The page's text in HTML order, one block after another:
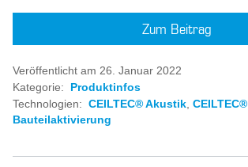
Zum Beitrag
Veröffentlicht am 26. Januar 2022
Kategorie:
Produktinfos
Technologien: CEILTEC® Akustik, CEILTEC®
Bauteilaktivierung